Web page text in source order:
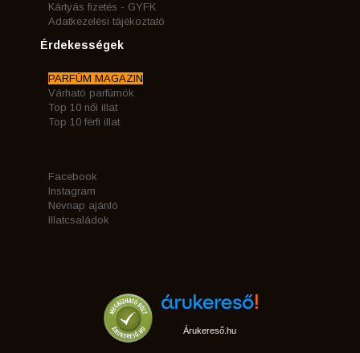
Kártyás fizetés - GYFK
Adatkezelési tájékoztató
Érdekességek
PARFÜM MAGAZIN
Várható parfümök
Top 10 női illat
Top 10 férfi illat
Facebook
Instagram
Névnap ajánló
Illatcsaládok
Árukereső.hu